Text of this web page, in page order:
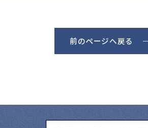
前のページへ戻る